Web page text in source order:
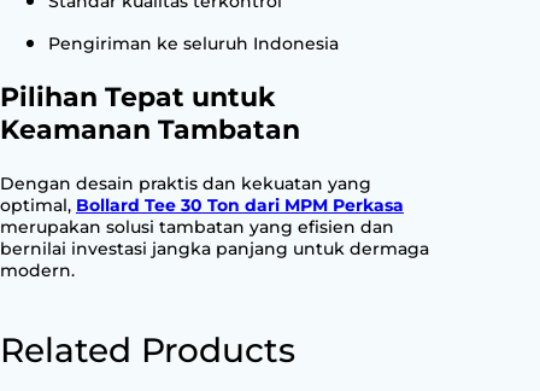
Pengiriman ke seluruh Indonesia
Pilihan Tepat untuk
Keamanan Tambatan
Dengan desain praktis dan kekuatan yang
optimal, Bollard Tee 30 Ton dari MPM Perkasa
merupakan solusi tambatan yang efisien dan
bernilai investasi jangka panjang untuk dermaga
modern.
Related Products